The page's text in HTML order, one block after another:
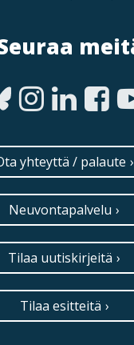
yhteyttä / palaute
Neuvontapalvelu
Tilaa uutiskirjeitä
Tilaa esitteitä